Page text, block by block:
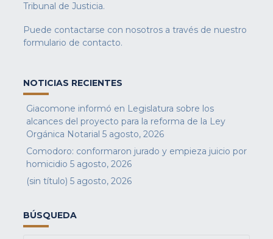
Tribunal de Justicia.
Puede contactarse con nosotros a través de nuestro
formulario de contacto.
NOTICIAS RECIENTES
Giacomone informó en Legislatura sobre los
alcances del proyecto para la reforma de la Ley
Orgánica Notarial 5 agosto, 2026
Comodoro: conformaron jurado y empieza juicio por
homicidio 5 agosto, 2026
(sin título) 5 agosto, 2026
BÚSQUEDA